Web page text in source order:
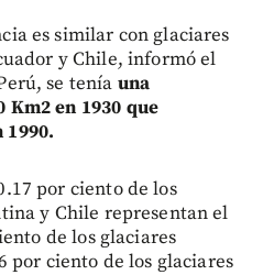
es similar con glaciares
y Chile, informó el
se tenía una
en 1930 que
1990.
por ciento de los
y Chile representan el
de los glaciares
por ciento de los glaciares